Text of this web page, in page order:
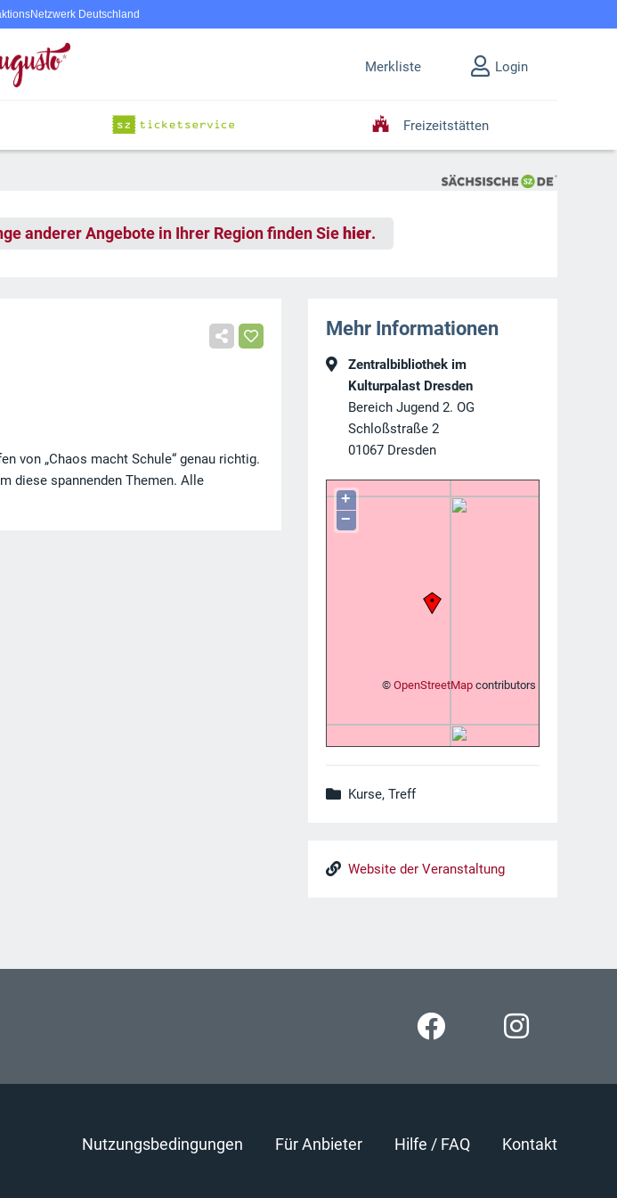
Deutschland
Merkliste Login
Freizeitstätten
anderer Angebote in Ihrer Region finden Sie hier.
von „Chaos macht Schule“ genau richtig.
diese spannenden Themen. Alle
Mehr Informationen
Zentralbibliothek im
Kulturpalast Dresden
Bereich Jugend 2. OG
Schloßstraße 2
01067 Dresden
+
−
© OpenStreetMapcontributors
Kurse, Treff
Website der Veranstaltung
Nutzungsbedingungen Für Anbieter Hilfe / FAQ Kontakt